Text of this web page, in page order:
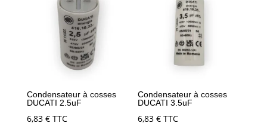
Condensateur à cosses
DUCATI 2.5uF
6,83 € TTC
Condensateur à cosses
DUCATI 3.5uF
6,83€ TTC